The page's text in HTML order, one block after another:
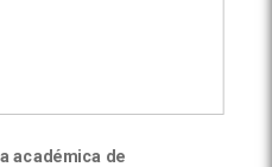
académica de